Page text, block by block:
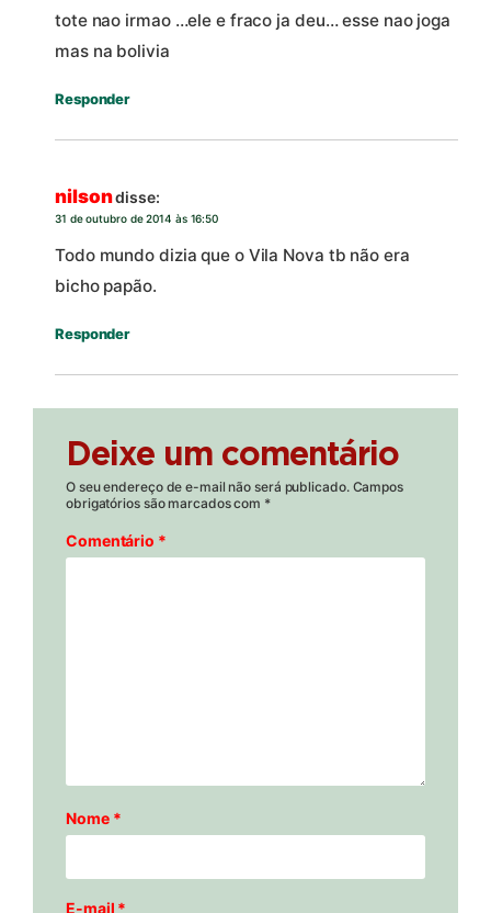
tote nao irmao …ele e fraco ja deu… esse nao joga
mas na bolivia
Responder
nilsondisse:
31 de outubro de 2014 às 16:50
Todo mundo dizia que o Vila Nova tb não era
bicho papão.
Responder
Deixe um comentário
O seu endereço de e-mail não será publicado. Campos
obrigatórios são marcados com *
Comentário *
Nome *
E-mail *